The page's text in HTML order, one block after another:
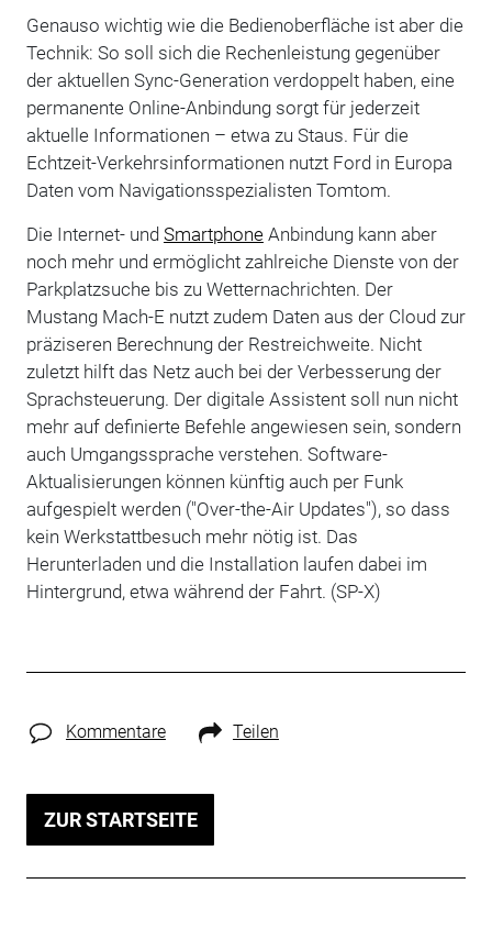
Genauso wichtig wie die Bedienoberfläche ist aber die
Technik: So soll sich die Rechenleistung gegenüber
der aktuellen Sync-Generation verdoppelt haben, eine
permanente Online-Anbindung sorgt für jederzeit
aktuelle Informationen – etwa zu Staus. Für die
Echtzeit-Verkehrsinformationen nutzt Ford in Europa
Daten vom Navigationsspezialisten Tomtom.
Die Internet- und SmartphoneAnbindung kann aber
noch mehr und ermöglicht zahlreiche Dienste von der
Parkplatzsuche bis zu Wetternachrichten. Der
Mustang Mach-E nutzt zudem Daten aus der Cloud zur
präziseren Berechnung der Restreichweite. Nicht
zuletzt hilft das Netz auch bei der Verbesserung der
Sprachsteuerung. Der digitale Assistent soll nun nicht
mehr auf definierte Befehle angewiesen sein, sondern
auch Umgangssprache verstehen. Software-
Aktualisierungen können künftig auch per Funk
aufgespielt werden ("Over-the-Air Updates"), so dass
kein Werkstattbesuch mehr nötig ist. Das
Herunterladen und die Installation laufen dabei im
Hintergrund, etwa während der Fahrt. (SP-X)
Kommentare Teilen
ZUR STARTSEITE